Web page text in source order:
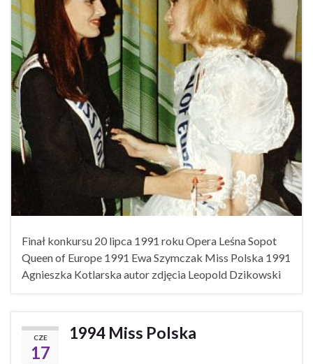
Finał konkursu 20 lipca 1991 roku Opera Leśna Sopot
Queen of Europe 1991 Ewa Szymczak Miss Polska 1991
Agnieszka Kotlarska autor zdjęcia Leopold Dzikowski
CZE
17
1994 Miss Polska